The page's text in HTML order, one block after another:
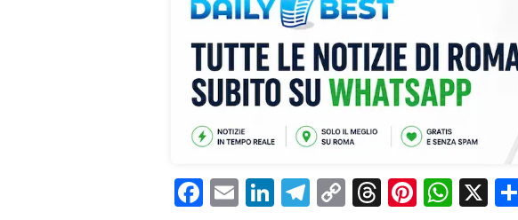
F
E
Li T
C
T
Pi W X